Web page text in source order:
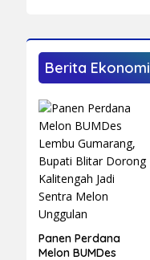
Berita Ekonomi
Panen Perdana
Melon BUMDes